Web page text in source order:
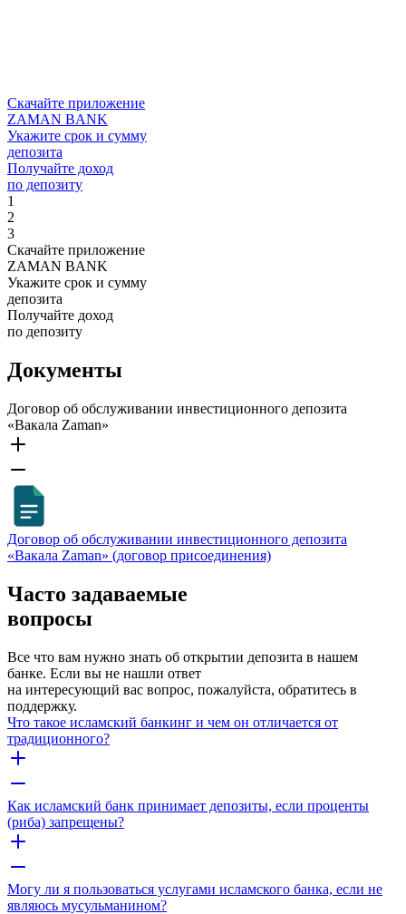
Скачайте приложение
ZAMAN BANK
Укажите срок и сумму
депозита
Получайте доход
по депозиту
1
2
3
Скачайте приложение
ZAMAN BANK
Укажите срок и сумму
депозита
Получайте доход
по депозиту
Документы
Договор об обслуживании инвестиционного депозита
«Вакала Zaman»
Договор об обслуживании инвестиционного депозита
«Вакала Zaman» (договор присоединения)
Часто задаваемые
вопросы
Все что вам нужно знать об открытии депозита в нашем
банке. Если вы не нашли ответ
на интересующий вас вопрос, пожалуйста, обратитесь в
поддержку.
Что такое исламский банкинг и чем он отличается от
традиционного?
Как исламский банк принимает депозиты, если проценты
(риба) запрещены?
Могу ли я пользоваться услугами исламского банка, если не
являюсь мусульманином?